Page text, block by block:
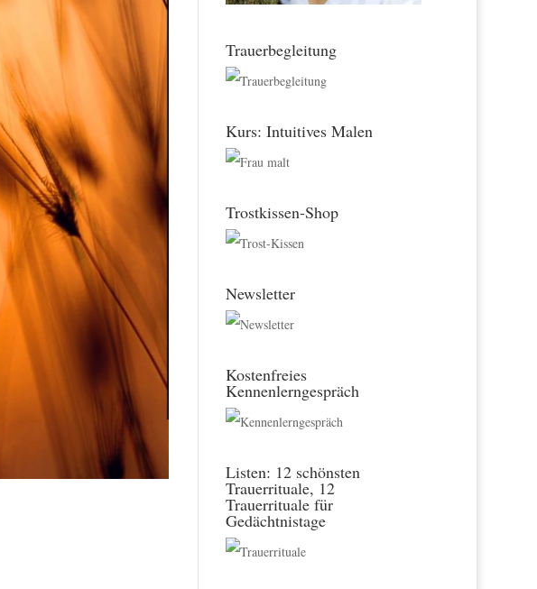
Trauerbegleitung
Kurs: Intuitives Malen
Trostkissen-Shop
Newsletter
Kostenfreies
Kennenlerngespräch
Listen: 12 schönsten
Trauerrituale, 12
Trauerrituale für
Gedächtnistage